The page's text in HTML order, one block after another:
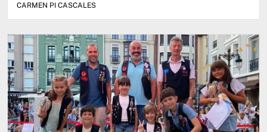
CARMEN PI CASCALES